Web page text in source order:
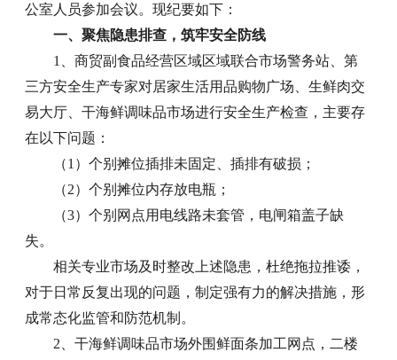
公室人员参加会议。现纪要如下：
一、聚焦隐患排查，筑牢安全防线
1、商贸副食品经营区域区域联合市场警务站、第
三方安全生产专家对居家生活用品购物广场、生鲜肉交
易大厅、干海鲜调味品市场进行安全生产检查，主要存
在以下问题：
（1）个别摊位插排未固定、插排有破损；
（2）个别摊位内存放电瓶；
（3）个别网点用电线路未套管，电闸箱盖子缺
失。
相关专业市场及时整改上述隐患，杜绝拖拉推诿，
对于日常反复出现的问题，制定强有力的解决措施，形
成常态化监管和防范机制。
2、干海鲜调味品市场外围鲜面条加工网点，二楼